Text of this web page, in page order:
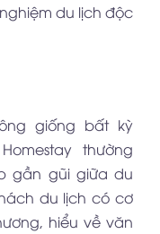
du lịch độc
giống bất kỳ
thường
gần gũi giữa du
du lịch có cơ
hiểu về văn